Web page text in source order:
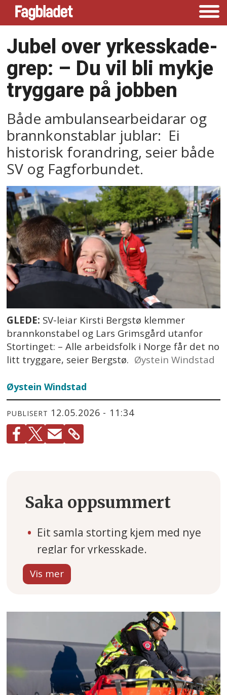
Jubel over yrkesskade-
grep: – Du vil bli mykje
tryggare på jobben
Både ambulansearbeidarar og
brannkonstablar jublar: Ei
historisk forandring, seier både
SV og Fagforbundet.
GLEDE: SV-leiar Kirsti Bergstø klemmer
brannkonstabel og Lars Grimsgård utanfor
Stortinget: – Alle arbeidsfolk i Norge får det no
litt tryggare, seier Bergstø. Øystein Windstad
Øystein Windstad
PUBLISERT 12.05.2026 - 11:34
Saka oppsummert
Eit samla storting kjem med nye
reglar for yrkesskade.
Blir du skadd under øving skal
du dekkast.
Endringa gjeld alle
SV kom med forslaget og fekk
med seg alle partia på
Stortinget.